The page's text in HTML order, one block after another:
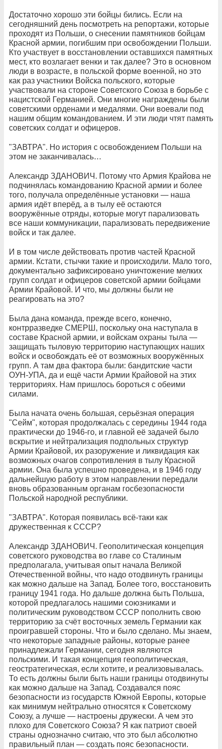
Достаточно хорошо эти бойцы бились. Если на
сегодняшний день посмотреть на репортажи, которые
проходят из Польши, о снесении памятников бойцам
Красной армии, погибшим при освобождении Польши.
Кто участвует в восстановлении оставшихся памятных
мест, кто возлагает венки и так далее? Это в основном
люди в возрасте, в польской форме военной, но это
как раз участники Войска польского, которые
участвовали на стороне Советского Союза в борьбе с
нацистской Германией. Они многие награждены были
советскими орденами и медалями. Они воевали под
нашим общим командованием. И эти люди чтят память
советских солдат и офицеров.
"ЗАВТРА". Но история с освобождением Польши на
этом не заканчивалась…
Александр ЗДАНОВИЧ. Потому что Армия Крайова не
подчинялась командованию Красной армии и более
того, получала определённые установки — наша
армия идёт вперёд, а в тылу её остаются
вооружённые отряды, которые могут парализовать
все наши коммуникации, парализовать передвижение
войск и так далее.
И в том числе действовать против частей Красной
армии. Кстати, стычки такие и происходили. Мало того,
документально зафиксировано уничтожение мелких
групп солдат и офицеров советской армии бойцами
Армии Крайовой. И что, мы должны были не
реагировать на это?
Была дана команда, прежде всего, конечно,
контрразведке СМЕРШ, поскольку она наступала в
составе Красной армии, и войскам охраны тыла —
защищать тыловую территорию наступающих наших
войск и освобождать её от возможных вооружённых
групп. А там два фактора были: бандитские части
ОУН-УПА, да и ещё части Армии Крайовой на этих
территориях. Нам пришлось бороться с обеими
силами.
Была начата очень большая, серьёзная операция
"Сейм", которая продолжалась с середины 1944 года
практически до 1946-го, и главной её задачей было
вскрытие и нейтрализация подпольных структур
Армии Крайовой, их разоружение и ликвидация как
возможных очагов сопротивления в тылу Красной
армии. Она была успешно проведена, и в 1946 году
дальнейшую работу в этом направлении передали
вновь образованным органам госбезопасности
Польской народной республики.
"ЗАВТРА". Которая появилась всё-таки как
дружественная к СССР?
Александр ЗДАНОВИЧ. Геополитическая концепция
советского руководства во главе со Сталиным
предполагала, учитывая опыт начала Великой
Отечественной войны, что надо отодвинуть границы
как можно дальше на Запад. Более того, восстановить
границу 1941 года. Но дальше должна быть Польша,
которой предлагалось нашими союзниками и
политическим руководством СССР пополнить свою
территорию за счёт восточных земель Германии как
проигравшей стороны. Что и было сделано. Мы знаем,
что некоторые западные районы, которые ранее
принадлежали Германии, сегодня являются
польскими. И такая концепция геополитическая,
геостратегическая, если хотите, и реализовывалась.
То есть должны были быть наши границы отодвинуты
как можно дальше на Запад. Создавался пояс
безопасности из государств Южной Европы, которые
как минимум нейтрально относятся к Советскому
Союзу, а лучше — настроены дружески. А чем это
плохо для Советского Союза? Я как патриот своей
страны однозначно считаю, что это был абсолютно
правильный план — создать пояс безопасности.